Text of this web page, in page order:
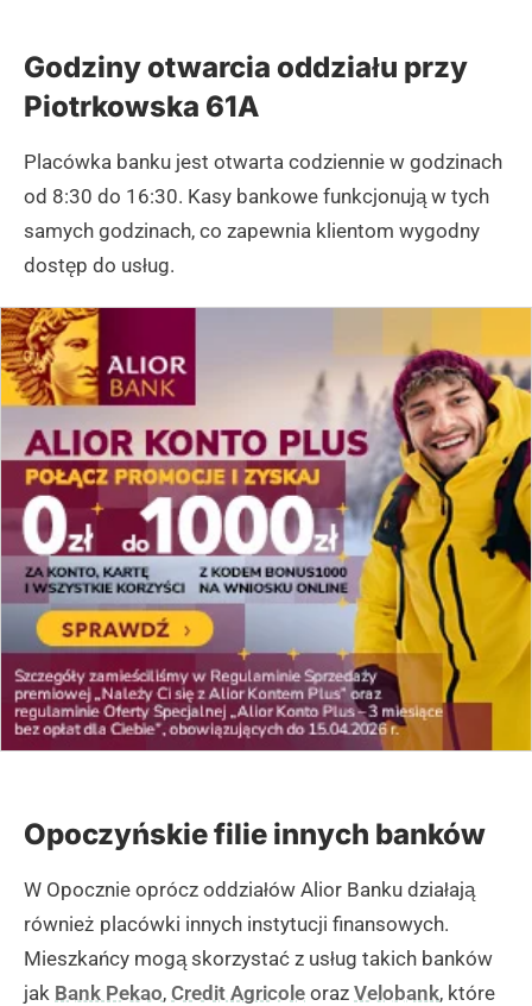
Godziny otwarcia oddziału przy
Piotrkowska 61A
Placówka banku jest otwarta codziennie w godzinach
od 8:30 do 16:30. Kasy bankowe funkcjonują w tych
samych godzinach, co zapewnia klientom wygodny
dostęp do usług.
Opoczyńskie filie innych banków
W Opocznie oprócz oddziałów Alior Banku działają
również placówki innych instytucji finansowych.
Mieszkańcy mogą skorzystać z usług takich banków
jak Bank Pekao, Credit Agricole oraz Velobank, które